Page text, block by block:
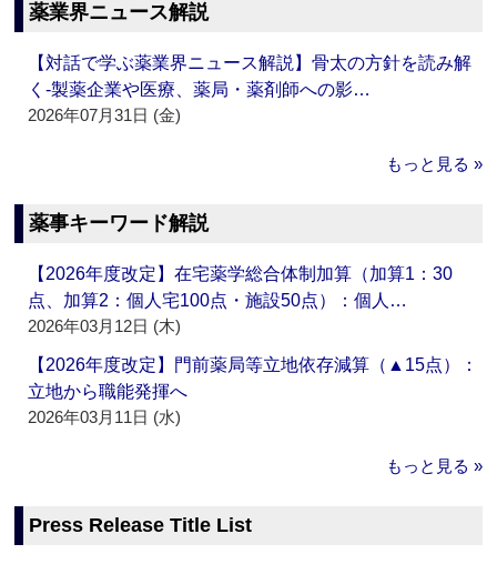
薬業界ニュース解説
【対話で学ぶ薬業界ニュース解説】骨太の方針を読み解
く‐製薬企業や医療、薬局・薬剤師への影…
2026年07月31日 (金)
もっと見る »
薬事キーワード解説
【2026年度改定】在宅薬学総合体制加算（加算1：30
点、加算2：個人宅100点・施設50点）：個人…
2026年03月12日 (木)
【2026年度改定】門前薬局等立地依存減算（▲15点）：
立地から職能発揮へ
2026年03月11日 (水)
もっと見る »
Press Release Title List